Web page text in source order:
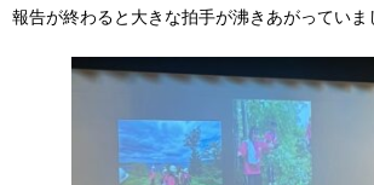
報告が終わると大きな拍手が沸きあがっていま